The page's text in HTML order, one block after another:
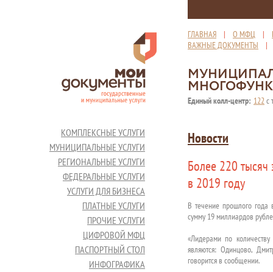
ГЛАВНАЯ | О МФЦ |
ВАЖНЫЕ ДОКУМЕНТЫ
Единый колл-центр: 122с
КОМПЛЕКСНЫЕ УСЛУГИ
МУНИЦИПАЛЬНЫЕ УСЛУГИ
РЕГИОНАЛЬНЫЕ УСЛУГИ
ФЕДЕРАЛЬНЫЕ УСЛУГИ
УСЛУГИ ДЛЯ БИЗНЕСА
ПЛАТНЫЕ УСЛУГИ
ПРОЧИЕ УСЛУГИ
ЦИФРОВОЙ МФЦ
ПАСПОРТНЫЙ СТОЛ
ИНФОГРАФИКА
Новости
Более 220
в 2019 году
В течение прошлого
сумму 19 миллиардов
«Лидерами по
являются: Одинцово,
говорится в сообщении.